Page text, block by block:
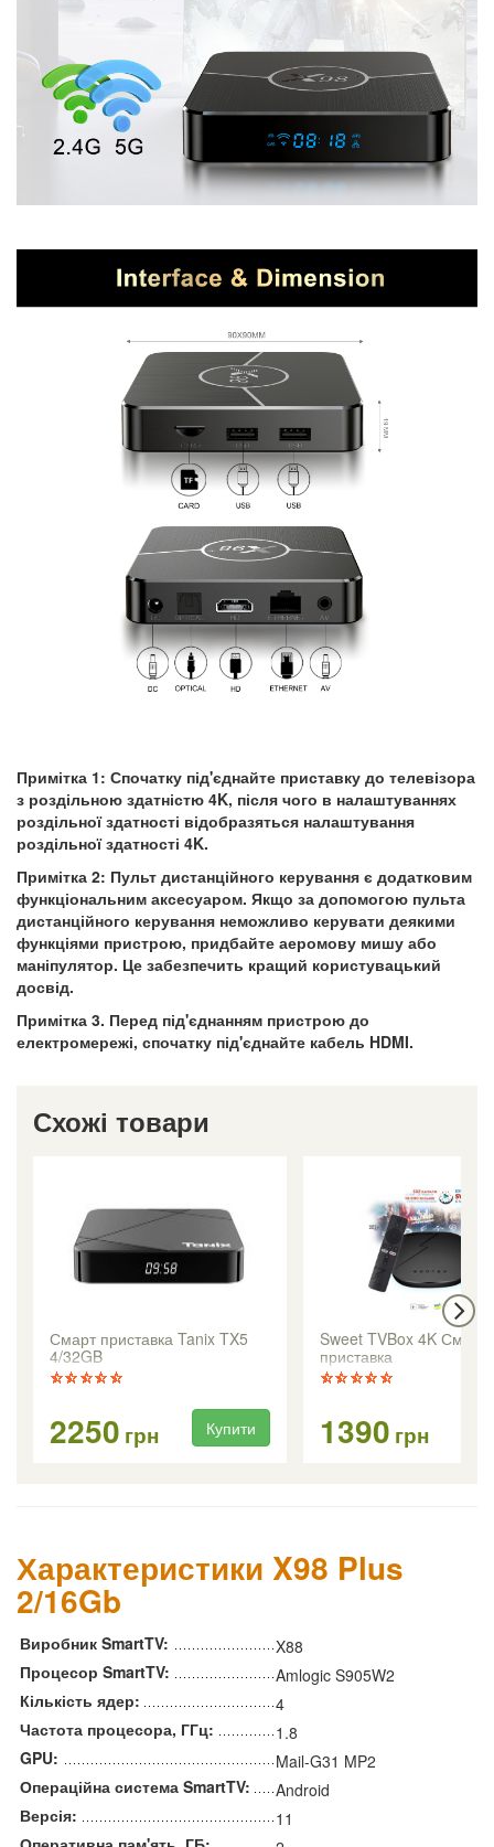
Примітка 1: Спочатку під'єднайте приставку до телевізора
з роздільною здатністю 4K, після чого в налаштуваннях
роздільної здатності відобразяться налаштування
роздільної здатності 4K.
Примітка 2: Пульт дистанційного керування є додатковим
функціональним аксесуаром. Якщо за допомогою пульта
дистанційного керування неможливо керувати деякими
функціями пристрою, придбайте аеромову мишу або
маніпулятор. Це забезпечить кращий користувацький
досвід.
Примітка 3. Перед під'єднанням пристрою до
електромережі, спочатку під'єднайте кабель HDMI.
Схожі товари
Смарт приставка Tanix TX5
4/32GB
2250 грн Купити
Sweet TVBox 4K Смарт
приставка
1390 грн
Характеристики X98 Plus
2/16Gb
Виробник SmartTV:
X88
Процесор SmartTV:
Amlogic S905W2
Кількість ядер:
4
Частота процесора, ГГц:
1.8
GPU:
Mail-G31 MP2
Операційна система SmartTV:
Android
Версія:
11